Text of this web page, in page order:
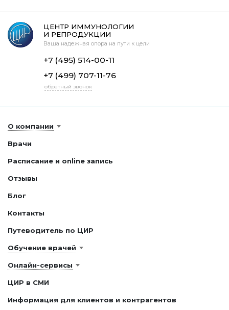
ЦЕНТР ИММУНОЛОГИИ
И РЕПРОДУКЦИИ
Ваша надежная опора на пути к цели
+7 (495) 514-00-11
+7 (499) 707-11-76
обратный звонок
О компании
Врачи
Расписание и online запись
Отзывы
Блог
Контакты
Путеводитель по ЦИР
Обучение врачей
Онлайн-сервисы
ЦИР в СМИ
Информация для клиентов и контрагентов